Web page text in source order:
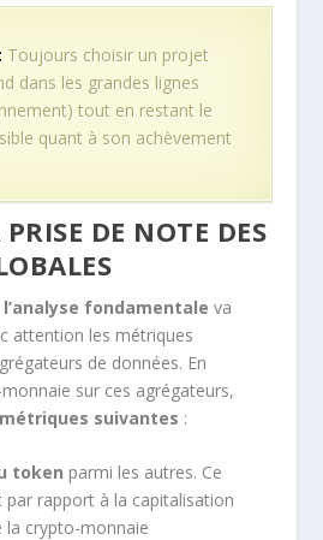
Toujours choisir un projet
dans les grandes lignes
tout en restant le
quant à son achèvement
DE NOTE DES
l’analyse fondamentale va
attention les métriques
de données. En
sur ces agrégateurs,
suivantes :
token parmi les autres. Ce
rapport à la capitalisation
la crypto-monnaie